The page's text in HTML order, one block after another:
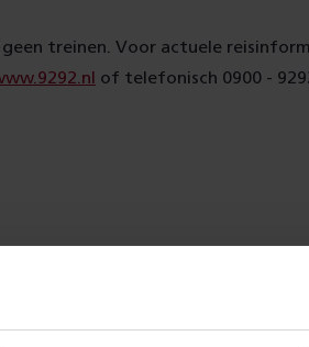
treinen. Voor actuele
of telefonisch 0900 -